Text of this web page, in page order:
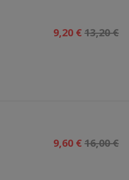
9,20 € 13,20 €
9,60 € 16,00 €